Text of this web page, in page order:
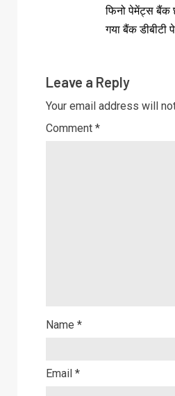
फिनो पेमेंट्स बैंक
गया बैंक डीबीटी
Leave a Reply
Your email address will
Comment *
Name *
Email *